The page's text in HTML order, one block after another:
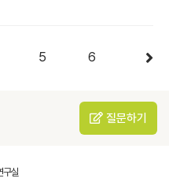
5 6
질문하기
구실